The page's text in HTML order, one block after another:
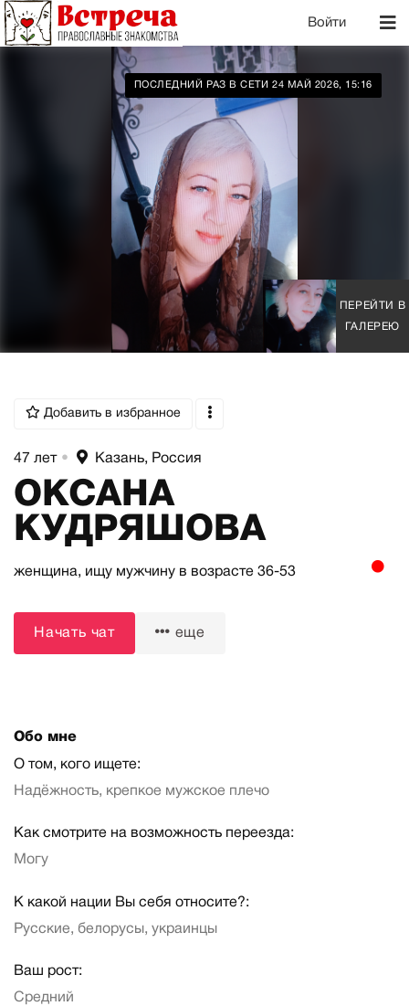
Войти
ПОСЛЕДНИЙ РАЗ В СЕТИ 24 МАЙ 2026, 15:16
ПЕРЕЙТИ В
ГАЛЕРЕЮ
Добавить в избранное
47 лет • Казань, Россия
ОКСАНА
КУДРЯШОВА
женщина, ищу мужчину в возрасте 36-53
Начать чат еще
Обо мне
О том, кого ищете:
Надёжность, крепкое мужское плечо
Как смотрите на возможность переезда:
Могу
К какой нации Вы себя относите?:
Русские, белорусы, украинцы
Ваш рост:
Средний